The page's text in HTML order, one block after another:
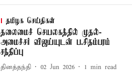
தமிழக செய்திகள்
தலைமைச் செயலகத்தில் முதல்-
அமைச்சர் விஜய்யுடன் ப.சிதம்பரம்
சந்திப்பு
தினத்தந்தி 02 Jun 2026 1 min read